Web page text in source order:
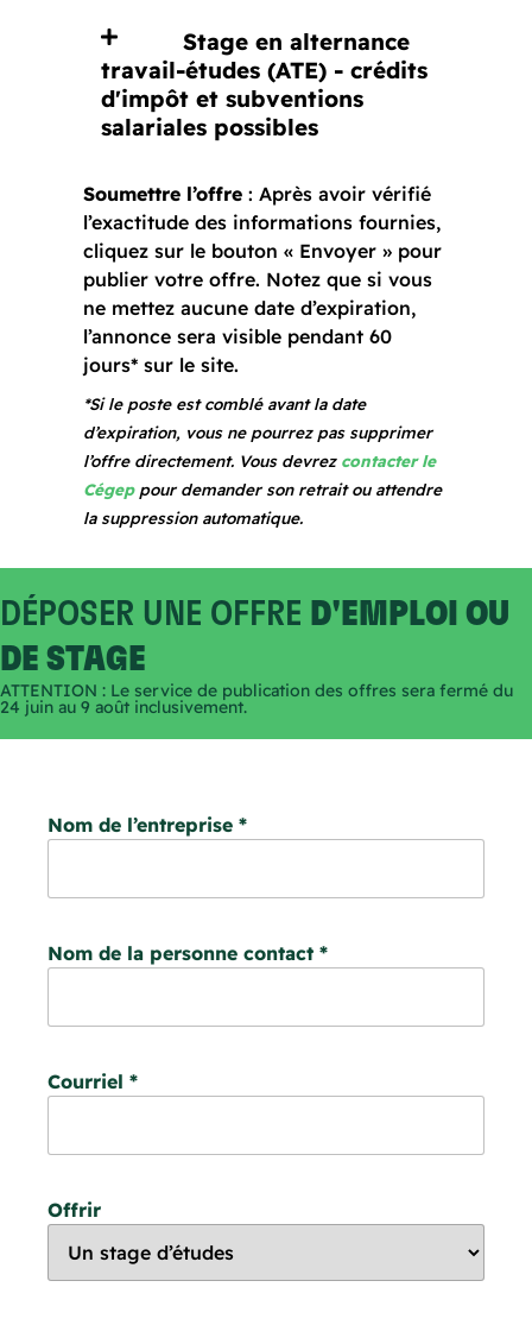
Stage en alternance
travail-études (ATE) - crédits
d'impôt et subventions
salariales possibles
Soumettre l’offre : Après avoir vérifié
l’exactitude des informations fournies,
cliquez sur le bouton « Envoyer » pour
publier votre offre. Notez que si vous
ne mettez aucune date d’expiration,
l’annonce sera visible pendant 60
jours* sur le site.
*Si le poste est comblé avant la date
d’expiration, vous ne pourrez pas supprimer
l’offre directement. Vous devrez contacter le
Cégeppour demander son retrait ou attendre
la suppression automatique.
DÉPOSER UNE OFFRE D'EMPLOI OU
DE STAGE
ATTENTION : Le service de publication des offres sera fermé du
24 juin au 9 août inclusivement.
Nom de l’entreprise *
Nom de la personne contact *
Courriel *
Offrir